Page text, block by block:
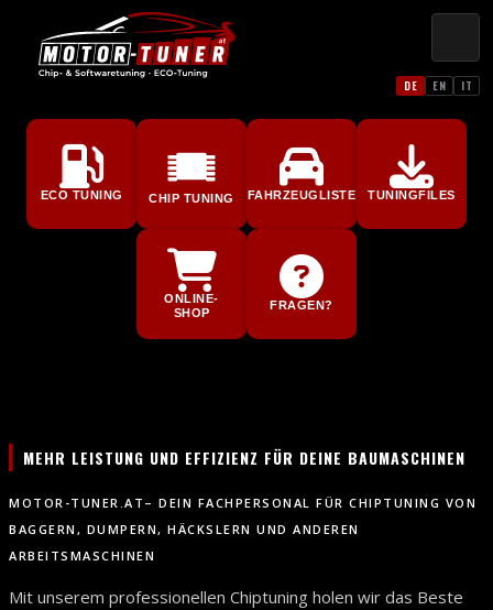
DE EN IT
ECO TUNING CHIP TUNING FAHRZEUGLISTE TUNINGFILES
ONLINE-
SHOP
FRAGEN?
MEHR LEISTUNG UND EFFIZIENZ FÜR DEINE BAUMASCHINEN
MOTOR-TUNER.AT– DEIN FACHPERSONAL FÜR CHIPTUNING VON
BAGGERN, DUMPERN, HÄCKSLERN UND ANDEREN
ARBEITSMASCHINEN
Mit unserem professionellen Chiptuning holen wir das Beste